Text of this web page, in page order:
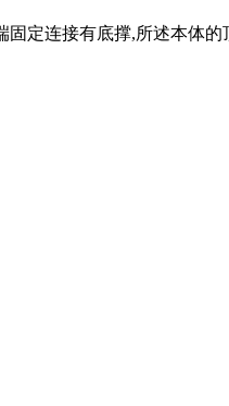
定连接有底撑,所述本体的